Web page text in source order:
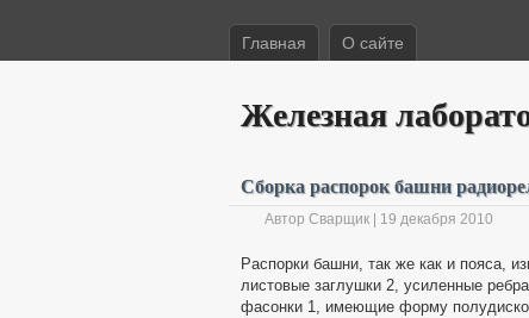
Главная О сайте
Железная
Сборка распорок башни
Автор Сварщик | 19 декабря 2010
Распорки башни, так же как и пояса,
листовые заглушки 2, усиленные
фасонки 1, имеющие форму